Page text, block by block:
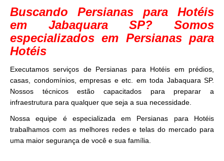
Buscando Persianas para Hotéis
em Jabaquara SP? Somos
especializados em Persianas para
Hotéis
Executamos serviços de Persianas para Hotéis em prédios,
casas, condomínios, empresas e etc. em toda Jabaquara SP.
Nossos técnicos estão capacitados para preparar a
infraestrutura para qualquer que seja a sua necessidade.
Nossa equipe é especializada em Persianas para Hotéis
trabalhamos com as melhores redes e telas do mercado para
uma maior segurança de você e sua família.